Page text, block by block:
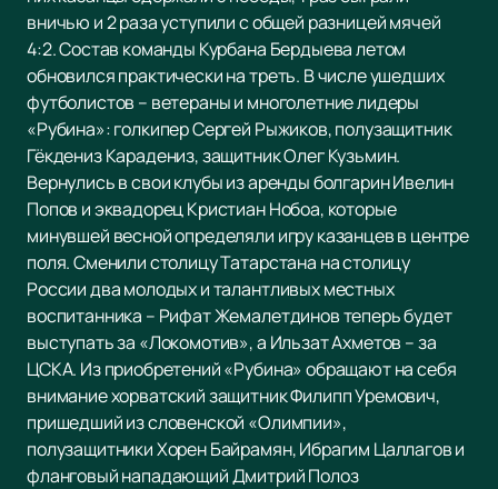
вничью и 2 раза уступили с общей разницей мячей
4:2. Состав команды Курбана Бердыева летом
обновился практически на треть. В числе ушедших
футболистов – ветераны и многолетние лидеры
«Рубина»: голкипер Сергей Рыжиков, полузащитник
Гёкдениз Карадениз, защитник Олег Кузьмин.
Вернулись в свои клубы из аренды болгарин Ивелин
Попов и эквадорец Кристиан Нобоа, которые
минувшей весной определяли игру казанцев в центре
поля. Сменили столицу Татарстана на столицу
России два молодых и талантливых местных
воспитанника – Рифат Жемалетдинов теперь будет
выступать за «Локомотив», а Ильзат Ахметов – за
ЦСКА. Из приобретений «Рубина» обращают на себя
внимание хорватский защитник Филипп Уремович,
пришедший из словенской «Олимпии»,
полузащитники Хорен Байрамян, Ибрагим Цаллагов и
фланговый нападающий Дмитрий Полоз